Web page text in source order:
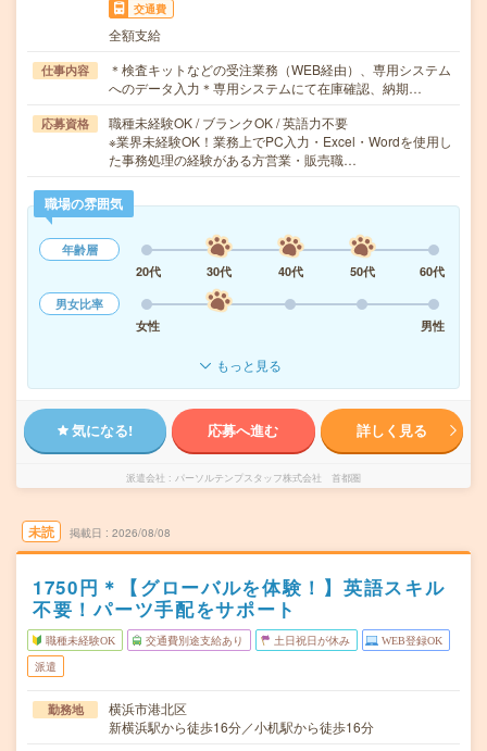
交通費
全額支給
仕事内容
＊検査キットなどの受注業務（WEB経由）、専用システム
へのデータ入力＊専用システムにて在庫確認、納期…
応募資格
職種未経験OK / ブランクOK / 英語力不要
※業界未経験OK！業務上でPC入力・Excel・Wordを使用し
た事務処理の経験がある方営業・販売職…
職場の雰囲気
年齢層
20代
30代 40代 50代
60代
男女比率
女性
男性
もっと見る
気になる! 応募へ進む 詳しく見る
派遣会社 パーソルテンプスタッフ株式会社 首都圏
未読 掲載日 2026/08/08
1750円＊【グローバルを体験！】英語スキル
不要！パーツ手配をサポート
職種未経験OK 交通費別途支給あり 土日祝日が休み WEB登録OK
派遣
勤務地
横浜市港北区
新横浜駅から徒歩16分／小机駅から徒歩16分